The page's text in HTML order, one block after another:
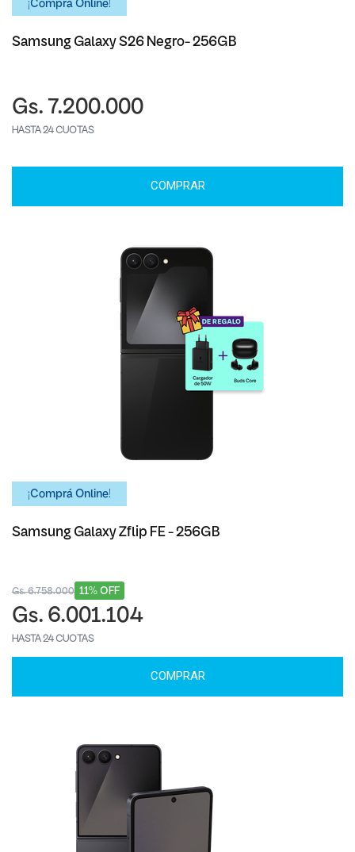
¡Comprá Online!
Samsung Galaxy S26 Negro- 256GB
Gs. 7.200.000
HASTA 24 CUOTAS
COMPRAR
¡Comprá Online!
Samsung Galaxy Zflip FE - 256GB
11% OFF
Gs. 6.758.000
Gs. 6.001.104
HASTA 24 CUOTAS
COMPRAR